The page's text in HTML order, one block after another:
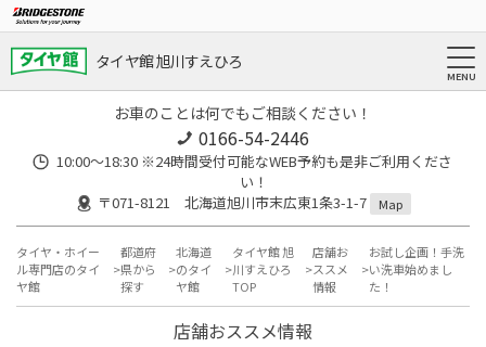
タイヤ館 旭川すえひろ
お車のことは何でもご相談ください！
0166-54-2446
10:00～18:30 ※24時間受付可能なWEB予約も是非ご利用くださ
い！
〒071-8121 北海道旭川市末広東1条3-1-7
Map
タイヤ・ホイー
ル専門店のタイ
ヤ館
都道府
県から
探す
北海道
のタイ
ヤ館
タイヤ館 旭
川すえひろ
TOP
店舗お
ススメ
情報
お試し企画！手洗
い洗車始めまし
た！
店舗おススメ情報